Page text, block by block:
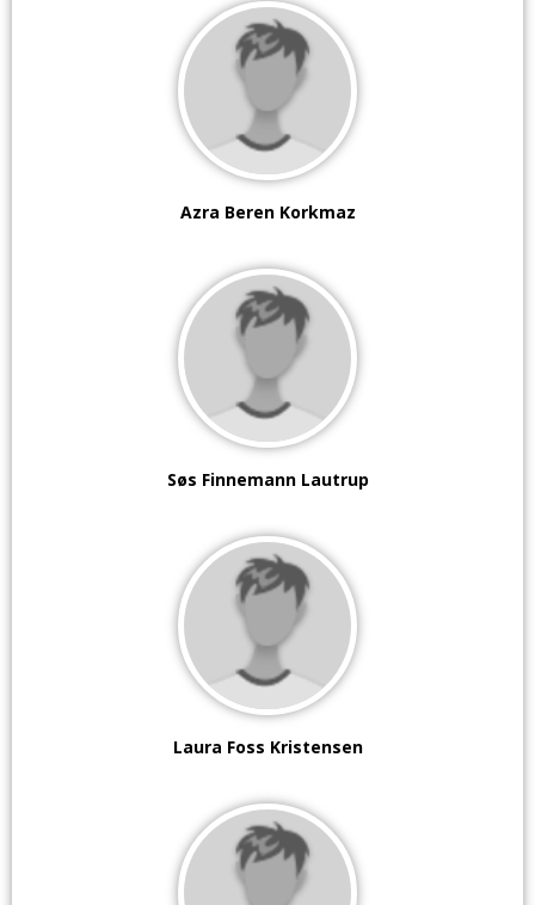
Azra Beren Korkmaz
Søs Finnemann Lautrup
Laura Foss Kristensen